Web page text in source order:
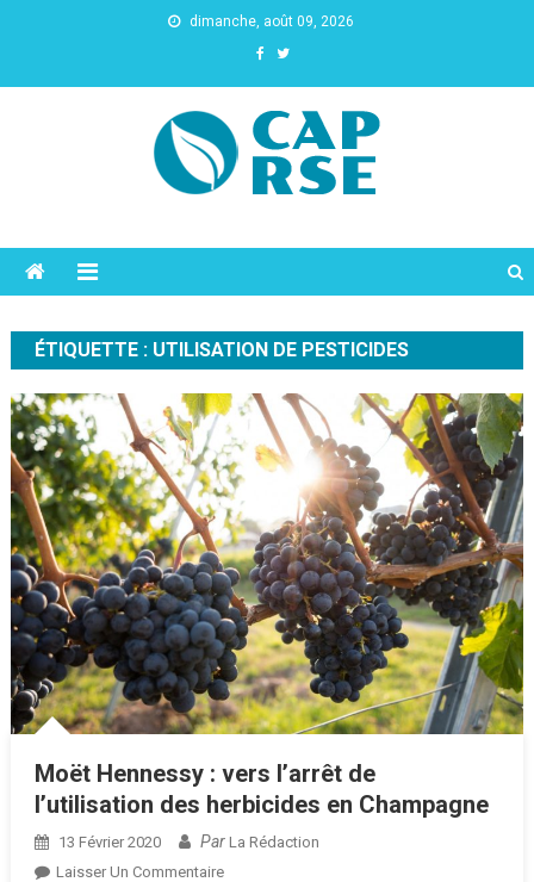
dimanche, août 09, 2026
ÉTIQUETTE : UTILISATION DE PESTICIDES
Moët Hennessy : vers l’arrêt de
l’utilisation des herbicides en Champagne
13 Février 2020 Par La Rédaction
Laisser Un CommentaireSur